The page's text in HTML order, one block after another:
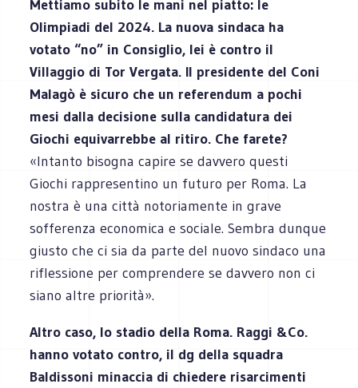
Mettiamo subito le mani nel piatto: le
Olimpiadi del 2024. La nuova sindaca ha
votato “no” in Consiglio, lei è contro il
Villaggio di Tor Vergata. Il presidente del Coni
Malagò è sicuro che un referendum a pochi
mesi dalla decisione sulla candidatura dei
Giochi equivarrebbe al ritiro. Che farete?
«Intanto bisogna capire se davvero questi
Giochi rappresentino un futuro per Roma. La
nostra è una città notoriamente in grave
sofferenza economica e sociale. Sembra dunque
giusto che ci sia da parte del nuovo sindaco una
riflessione per comprendere se davvero non ci
siano altre priorità».
Altro caso, lo stadio della Roma. Raggi &Co.
hanno votato contro, il dg della squadra
Baldissoni minaccia di chiedere risarcimenti